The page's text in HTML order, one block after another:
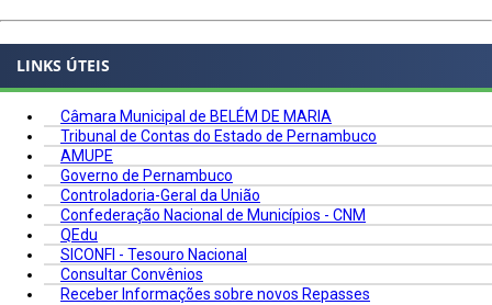
LINKS ÚTEIS
Câmara Municipal de BELÉM DE MARIA
Tribunal de Contas do Estado de Pernambuco
AMUPE
Governo de Pernambuco
Controladoria-Geral da União
Confederação Nacional de Municípios - CNM
QEdu
SICONFI - Tesouro Nacional
Consultar Convênios
Receber Informações sobre novos Repasses